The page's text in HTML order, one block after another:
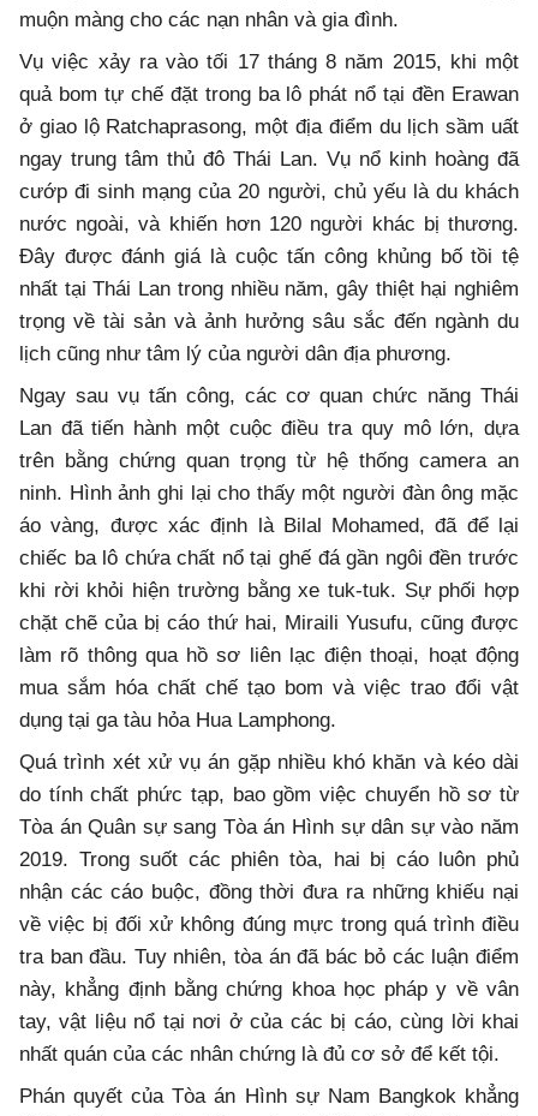
muộn màng cho các nạn nhân và gia đình.
Vụ việc xảy ra vào tối 17 tháng 8 năm 2015, khi một
quả bom tự chế đặt trong ba lô phát nổ tại đền Erawan
ở giao lộ Ratchaprasong, một địa điểm du lịch sầm uất
ngay trung tâm thủ đô Thái Lan. Vụ nổ kinh hoàng đã
cướp đi sinh mạng của 20 người, chủ yếu là du khách
nước ngoài, và khiến hơn 120 người khác bị thương.
Đây được đánh giá là cuộc tấn công khủng bố tồi tệ
nhất tại Thái Lan trong nhiều năm, gây thiệt hại nghiêm
trọng về tài sản và ảnh hưởng sâu sắc đến ngành du
lịch cũng như tâm lý của người dân địa phương.
Ngay sau vụ tấn công, các cơ quan chức năng Thái
Lan đã tiến hành một cuộc điều tra quy mô lớn, dựa
trên bằng chứng quan trọng từ hệ thống camera an
ninh. Hình ảnh ghi lại cho thấy một người đàn ông mặc
áo vàng, được xác định là Bilal Mohamed, đã để lại
chiếc ba lô chứa chất nổ tại ghế đá gần ngôi đền trước
khi rời khỏi hiện trường bằng xe tuk-tuk. Sự phối hợp
chặt chẽ của bị cáo thứ hai, Miraili Yusufu, cũng được
làm rõ thông qua hồ sơ liên lạc điện thoại, hoạt động
mua sắm hóa chất chế tạo bom và việc trao đổi vật
dụng tại ga tàu hỏa Hua Lamphong.
Quá trình xét xử vụ án gặp nhiều khó khăn và kéo dài
do tính chất phức tạp, bao gồm việc chuyển hồ sơ từ
Tòa án Quân sự sang Tòa án Hình sự dân sự vào năm
2019. Trong suốt các phiên tòa, hai bị cáo luôn phủ
nhận các cáo buộc, đồng thời đưa ra những khiếu nại
về việc bị đối xử không đúng mực trong quá trình điều
tra ban đầu. Tuy nhiên, tòa án đã bác bỏ các luận điểm
này, khẳng định bằng chứng khoa học pháp y về vân
tay, vật liệu nổ tại nơi ở của các bị cáo, cùng lời khai
nhất quán của các nhân chứng là đủ cơ sở để kết tội.
Phán quyết của Tòa án Hình sự Nam Bangkok khẳng